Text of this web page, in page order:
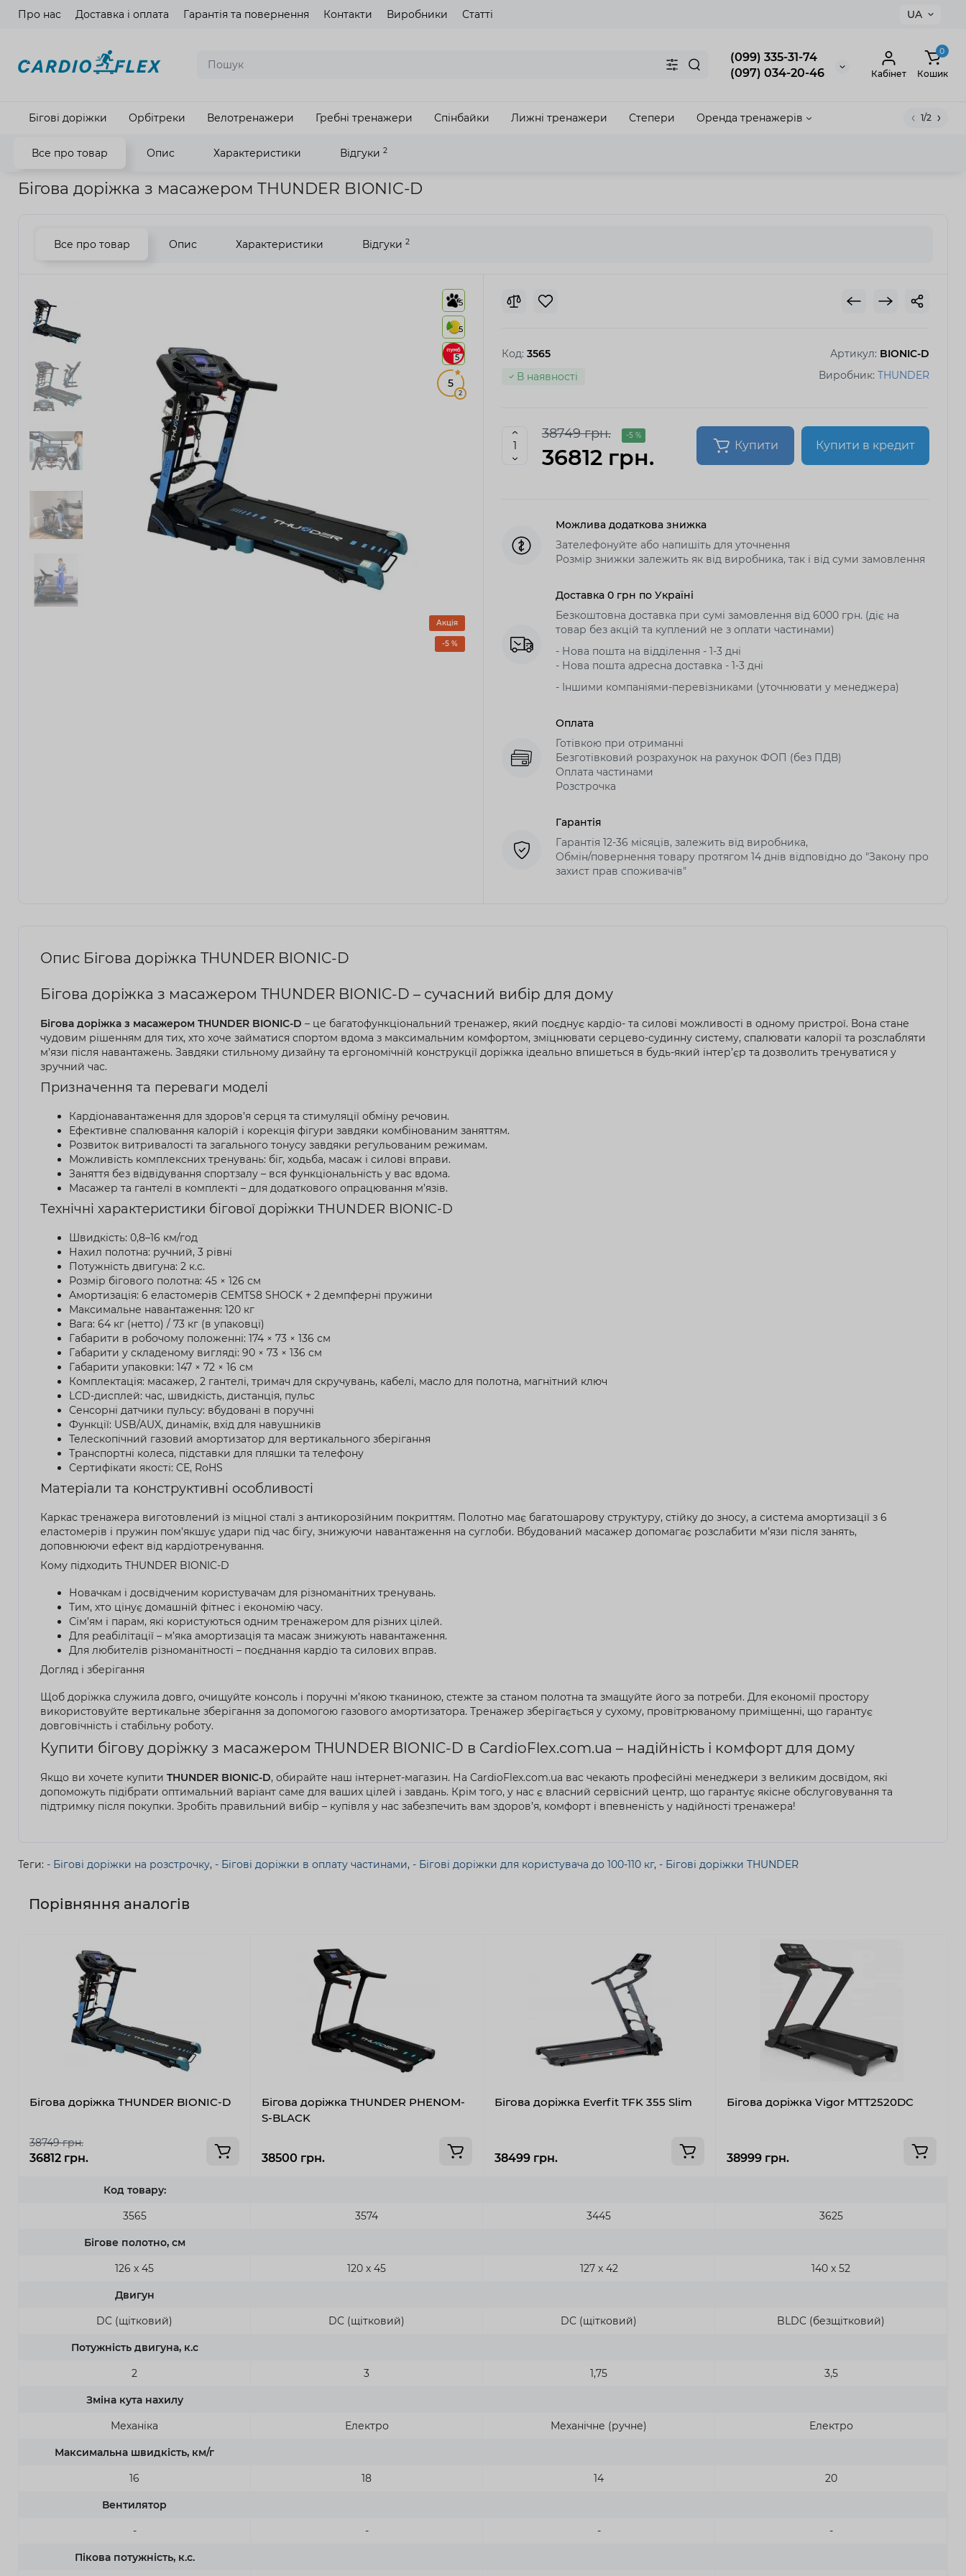
Про нас Доставка і оплата Гарантія та повернення Контакти Виробники Статті UA
(099) 335-31-74
(097) 034-20-46
Кабінет
0
Кошик
Бігові доріжки Орбітреки Велотренажери Гребні тренажери Спінбайки Лижні тренажери Степери Оренда тренажерів 1/2
Все про товар Опис Характеристики Відгуки 2
Головна Кардіотренажери Бігові доріжки Бігова доріжка THUNDER BIONIC-D
Бігова доріжка з масажером THUNDER BIONIC-D
Закрити
Все про товар Опис Характеристики Відгуки 2
-5 %
Акція
5
5
5
5
2
Код: 3565 Артикул: BIONIC-D
Виробник: THUNDER
В наявності
38749 грн. -5 %
36812 грн. Купити Купити в кредит
Можлива додаткова знижка
Зателефонуйте або напишіть для уточнення
Розмір знижки залежить як від виробника, так і від суми замовлення
Доставка 0 грн по Україні
Безкоштовна доставка при сумі замовлення від 6000 грн. (діє на
товар без акцій та куплений не з оплати частинами)
- Нова пошта на відділення - 1-3 дні
- Нова пошта адресна доставка - 1-3 дні
- Іншими компаніями-перевізниками (уточнювати у менеджера)
Оплата
Готівкою при отриманні
Безготівковий розрахунок на рахунок ФОП (без ПДВ)
Оплата частинами
Розстрочка
Гарантія
Гарантія 12-36 місяців, залежить від виробника,
Обмін/повернення товару протягом 14 днів відповідно до "Закону про
захист прав споживачів"
Опис Бігова доріжка THUNDER BIONIC-D
Бігова доріжка з масажером THUNDER BIONIC-D – сучасний вибір для дому
Бігова доріжка з масажером THUNDER BIONIC-D – це багатофункціональний тренажер, який поєднує кардіо- та силові можливості в одному пристрої. Вона стане
чудовим рішенням для тих, хто хоче займатися спортом вдома з максимальним комфортом, зміцнювати серцево-судинну систему, спалювати калорії та розслабляти
м’язи після навантажень. Завдяки стильному дизайну та ергономічній конструкції доріжка ідеально впишеться в будь-який інтер’єр та дозволить тренуватися у
зручний час.
Призначення та переваги моделі
Кардіонавантаження для здоров’я серця та стимуляції обміну речовин.
Ефективне спалювання калорій і корекція фігури завдяки комбінованим заняттям.
Розвиток витривалості та загального тонусу завдяки регульованим режимам.
Можливість комплексних тренувань: біг, ходьба, масаж і силові вправи.
Заняття без відвідування спортзалу – вся функціональність у вас вдома.
Масажер та гантелі в комплекті – для додаткового опрацювання м’язів.
Технічні характеристики бігової доріжки THUNDER BIONIC-D
Швидкість: 0,8–16 км/год
Нахил полотна: ручний, 3 рівні
Потужність двигуна: 2 к.с.
Розмір бігового полотна: 45 × 126 см
Амортизація: 6 еластомерів CEMTS8 SHOCK + 2 демпферні пружини
Максимальне навантаження: 120 кг
Вага: 64 кг (нетто) / 73 кг (в упаковці)
Габарити в робочому положенні: 174 × 73 × 136 см
Габарити у складеному вигляді: 90 × 73 × 136 см
Габарити упаковки: 147 × 72 × 16 см
Комплектація: масажер, 2 гантелі, тримач для скручувань, кабелі, масло для полотна, магнітний ключ
LCD-дисплей: час, швидкість, дистанція, пульс
Сенсорні датчики пульсу: вбудовані в поручні
Функції: USB/AUX, динамік, вхід для навушників
Телескопічний газовий амортизатор для вертикального зберігання
Транспортні колеса, підставки для пляшки та телефону
Сертифікати якості: CE, RoHS
Матеріали та конструктивні особливості
Каркас тренажера виготовлений із міцної сталі з антикорозійним покриттям. Полотно має багатошарову структуру, стійку до зносу, а система амортизації з 6
еластомерів і пружин пом’якшує удари під час бігу, знижуючи навантаження на суглоби. Вбудований масажер допомагає розслабити м’язи після занять,
доповнюючи ефект від кардіотренування.
Кому підходить THUNDER BIONIC-D
Новачкам і досвідченим користувачам для різноманітних тренувань.
Тим, хто цінує домашній фітнес і економію часу.
Сім’ям і парам, які користуються одним тренажером для різних цілей.
Для реабілітації – м’яка амортизація та масаж знижують навантаження.
Для любителів різноманітності – поєднання кардіо та силових вправ.
Догляд і зберігання
Щоб доріжка служила довго, очищуйте консоль і поручні м’якою тканиною, стежте за станом полотна та змащуйте його за потреби. Для економії простору
використовуйте вертикальне зберігання за допомогою газового амортизатора. Тренажер зберігається у сухому, провітрюваному приміщенні, що гарантує
довговічність і стабільну роботу.
Купити бігову доріжку з масажером THUNDER BIONIC-D в CardioFlex.com.ua – надійність і комфорт для дому
Якщо ви хочете купити THUNDER BIONIC-D, обирайте наш інтернет-магазин. На CardioFlex.com.ua вас чекають професійні менеджери з великим досвідом, які
допоможуть підібрати оптимальний варіант саме для ваших цілей і завдань. Крім того, у нас є власний сервісний центр, що гарантує якісне обслуговування та
підтримку після покупки. Зробіть правильний вибір – купівля у нас забезпечить вам здоров’я, комфорт і впевненість у надійності тренажера!
Теги: - Бігові доріжки на розстрочку, - Бігові доріжки в оплату частинами, - Бігові доріжки для користувача до 100-110 кг, - Бігові доріжки THUNDER
Порівняння аналогів
Бігова доріжка THUNDER BIONIC-D
38749 грн.
36812 грн.
Код товару:
3565
Бігове полотно, см
126 х 45
Двигун
DC (щітковий)
Потужність двигуна, к.с
2
Зміна кута нахилу
Механіка
Максимальна швидкість, км/г
16
Вентилятор
-
Пікова потужність, к.с.
Бігова доріжка THUNDER PHENOM-
S-BLACK
38500 грн.
3574
120 х 45
DC (щітковий)
3
Електро
18
-
Бігова доріжка Everfit TFK 355 Slim
38499 грн.
3445
127 х 42
DC (щітковий)
1,75
Механічне (ручне)
14
-
Бігова доріжка Vigor MTT2520DC
38999 грн.
3625
140 х 52
BLDC (безщітковий)
3,5
Електро
20
-